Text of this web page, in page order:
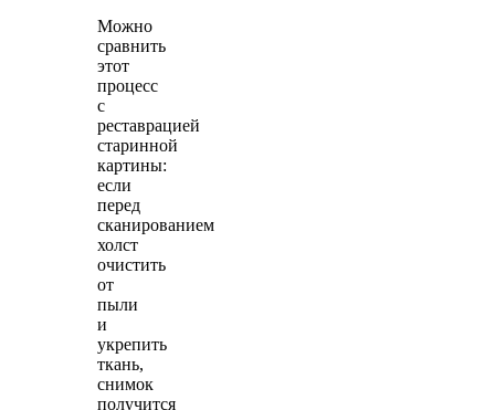
Можно
сравнить
этот
процесс
с
реставрацией
старинной
картины:
если
перед
сканированием
холст
очистить
от
пыли
и
укрепить
ткань,
снимок
получится